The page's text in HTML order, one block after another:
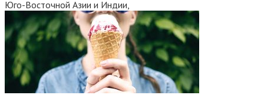
Юго-Восточной Азии и Индии,